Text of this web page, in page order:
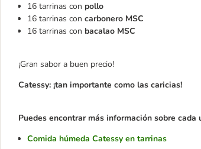
16 tarrinas con pollo
16 tarrinas con carbonero MSC
16 tarrinas con bacalao MSC
¡Gran sabor a buen precio!
Catessy: ¡tan importante como las caricias!
Puedes encontrar más información sobre
Comida húmeda Catessy en tarrinas